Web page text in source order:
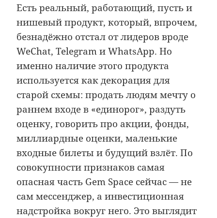
Есть реальный, работающий, пусть и
нишевый продукт, который, впрочем,
безнадёжно отстал от лидеров вроде
WeChat, Telegram и WhatsApp. Но
именно наличие этого продукта
используется как декорация для
старой схемы: продать людям мечту о
раннем входе в «единорог», раздуть
оценку, говорить про акции, фонды,
миллиардные оценки, маленькие
входные билеты и будущий взлёт. По
совокупности признаков самая
опасная часть Gem Space сейчас — не
сам мессенджер, а инвестиционная
надстройка вокруг него. Это выглядит